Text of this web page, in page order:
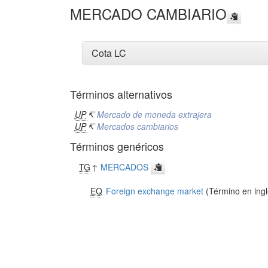
MERCADO CAMBIARIO
Cota LC
Términos alternativos
UP ↸Mercado de moneda extrajera
UP ↸Mercados cambiarios
Términos genéricos
TG ↑ MERCADOS
EQ Foreign exchange market (Término en